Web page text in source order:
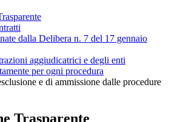
dalla Delibera n. 7 del 17 gennaio
aggiudicatrici e degli enti
per ogni procedura
e di ammissione dalle procedure
Trasparente